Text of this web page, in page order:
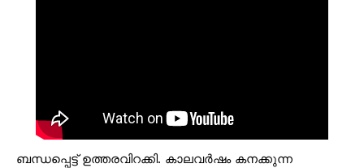
ബന്ധപ്പെട്ട് ഉത്തരവിറക്കി. കാലവർഷം കനക്കുന്ന